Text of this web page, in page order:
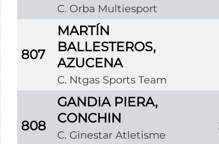
C. Orba Multiesport
807
MARTÍN
BALLESTEROS,
AZUCENA
C. Ntgas Sports Team
808
GANDIA PIERA,
CONCHIN
C. Ginestar Atletisme